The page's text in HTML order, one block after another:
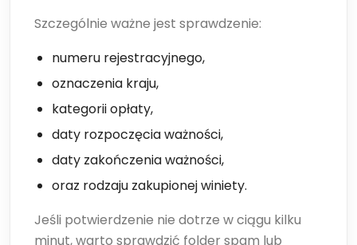
Szczególnie ważne jest sprawdzenie:
numeru rejestracyjnego,
oznaczenia kraju,
kategorii opłaty,
daty rozpoczęcia ważności,
daty zakończenia ważności,
oraz rodzaju zakupionej winiety.
Jeśli potwierdzenie nie dotrze w ciągu kilku
minut, warto sprawdzić folder spam lub